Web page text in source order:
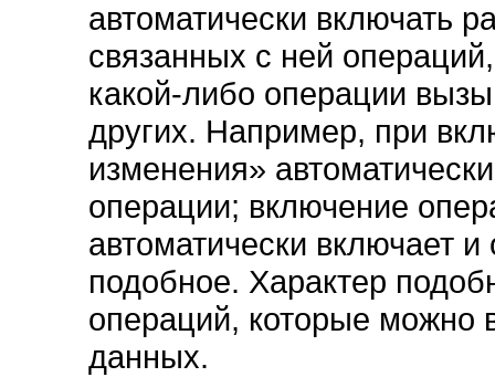
автоматически включать
связанных с ней
какой-либо операции
других. Например, при
изменения»
операции; включение
автоматически включает
подобное. Характер
операций, которые можно
данных.